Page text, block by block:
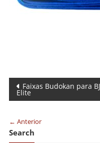
Navegación
de
entradas
Faixas Budokan para
Elite
← Anterior
Search